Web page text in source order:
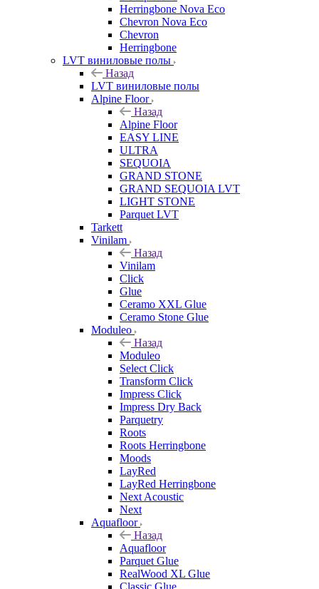
Herringbone Nova Eco
Chevron Nova Eco
Chevron
Herringbone
LVT виниловые полы
Назад
LVT виниловые полы
Alpine Floor
Назад
Alpine Floor
EASY LINE
ULTRA
SEQUOIA
GRAND STONE
GRAND SEQUOIA LVT
LIGHT STONE
Parquet LVT
Tarkett
Vinilam
Назад
Vinilam
Click
Glue
Ceramo XXL Glue
Ceramo Stone Glue
Moduleo
Назад
Moduleo
Select Click
Transform Click
Impress Click
Impress Dry Back
Parquetry
Roots
Roots Herringbone
Moods
LayRed
LayRed Herringbone
Next Acoustic
Next
Aquafloor
Назад
Aquafloor
Parquet Glue
RealWood XL Glue
Classic Glue